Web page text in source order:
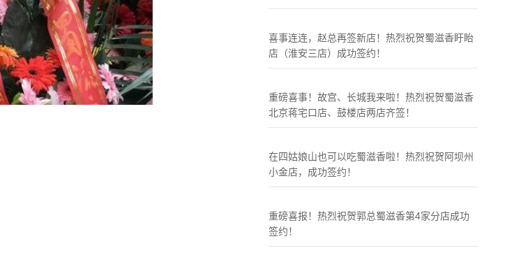
喜事连连，赵总再签新店！热烈祝贺蜀滋香盱眙
店（淮安三店）成功签约！
重磅喜事！故宫、长城我来啦！热烈祝贺蜀滋香
北京蒋宅口店、鼓楼店两店齐签！
在四姑娘山也可以吃蜀滋香啦！热烈祝贺阿坝州
小金店，成功签约！
重磅喜报！热烈祝贺郭总蜀滋香第4家分店成功
签约！